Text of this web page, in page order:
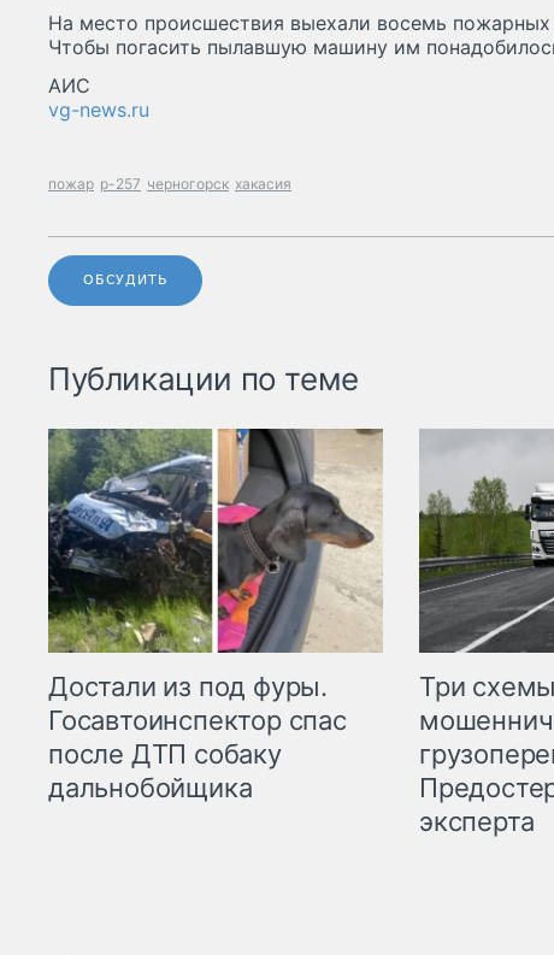
На место происшествия выехали восемь
Чтобы погасить пылавшую машину им
АИС
vg-news.ru
пожар р-257 черногорск хакасия
ОБСУДИТЬ
Публикации по теме
Достали из под фуры.
Госавтоинспектор спас
после ДТП собаку
дальнобойщика
Три схемы
эксперта